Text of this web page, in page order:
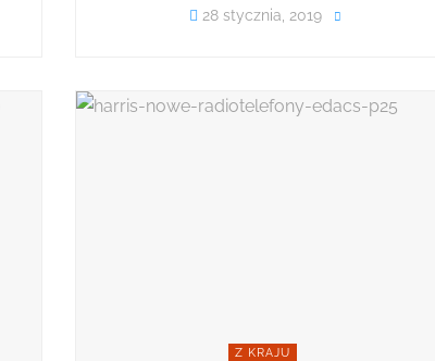
28 stycznia, 2019
Z KRAJU